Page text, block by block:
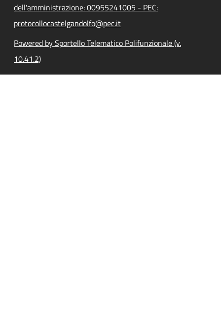
dell'amministrazione: 00955241005 - PEC:
protocollocastelgandolfo@pec.it
Powered by Sportello Telematico Polifunzionale (v.
10.41.2)